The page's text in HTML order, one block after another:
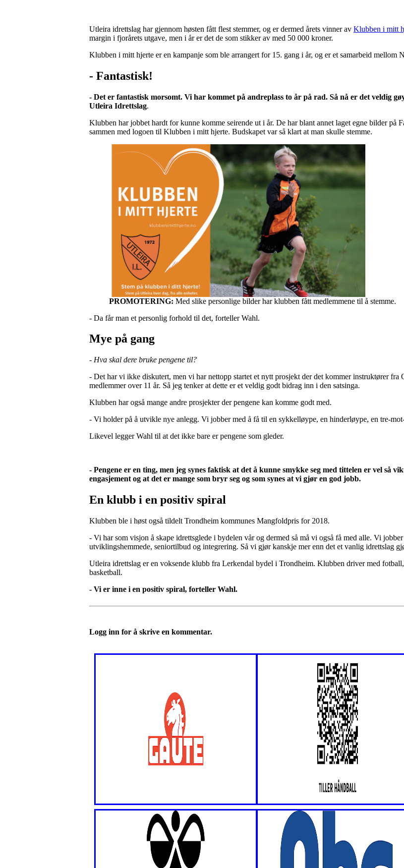
Utleira idrettslag har gjennom høsten fått flest stemmer, og er dermed årets vinner av Klubben i mitt
margin i fjorårets utgave, men i år er det de som stikker av med 50 000 kroner.
Klubben i mitt hjerte er en kampanje som ble arrangert for 15. gang i år, og er et samarbeid mellom
- Fantastisk!
- Det er fantastisk morsomt. Vi har kommet på andreplass to år på rad. Så nå er det veldig
Utleira Idrettslag.
Klubben har jobbet hardt for kunne komme seirende ut i år. De har blant annet laget egne bilder på
sammen med logoen til Klubben i mitt hjerte. Budskapet var så klart at man skulle stemme.
PROMOTERING: Med slike personlige bilder har klubben fått medlemmene til å stemme.
- Da får man et personlig forhold til det, forteller Wahl.
Mye på gang
- Hva skal dere bruke pengene til?
- Det har vi ikke diskutert, men vi har nettopp startet et nytt prosjekt der det kommer instruktører
medlemmer over 11 år. Så jeg tenker at dette er et veldig godt bidrag inn i den satsinga.
Klubben har også mange andre prosjekter der pengene kan komme godt med.
- Vi holder på å utvikle nye anlegg. Vi jobber med å få til en sykkelløype, en hinderløype, en tre-
Likevel legger Wahl til at det ikke bare er pengene som gleder.
- Pengene er en ting, men jeg synes faktisk at det å kunne smykke seg med tittelen er vel så
engasjement og at det er mange som bryr seg og som synes at vi gjør en god jobb.
En klubb i en positiv spiral
Klubben ble i høst også tildelt Trondheim kommunes Mangfoldpris for 2018.
- Vi har som visjon å skape idrettsglede i bydelen vår og dermed så må vi også få med alle. Vi
utviklingshemmede, seniortilbud og integrering. Så vi gjør kanskje mer enn det et vanlig idrettslag
Utleira idrettslag er en voksende klubb fra Lerkendal bydel i Trondheim. Klubben driver med
basketball.
- Vi er inne i en positiv spiral, forteller Wahl.
Logg inn for å skrive en kommentar.